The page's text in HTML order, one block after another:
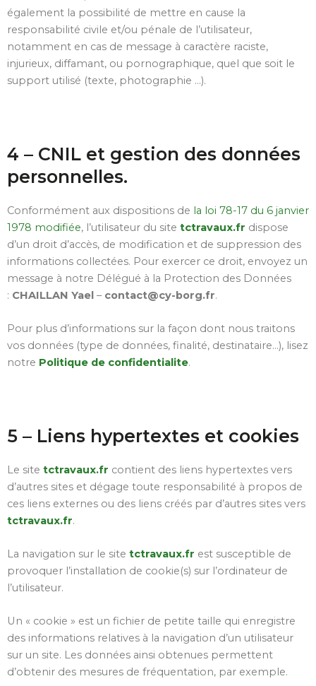
également la possibilité de mettre en cause la
responsabilité civile et/ou pénale de l’utilisateur,
notamment en cas de message à caractère raciste,
injurieux, diffamant, ou pornographique, quel que soit le
support utilisé (texte, photographie …).
4 – CNIL et gestion des données
personnelles.
Conformément aux dispositions de la loi 78-17 du 6 janvier
1978 modifiée, l’utilisateur du site tctravaux.fr dispose
d’un droit d’accès, de modification et de suppression des
informations collectées. Pour exercer ce droit, envoyez un
message à notre Délégué à la Protection des Données
: CHAILLAN Yael – contact@cy-borg.fr.
Pour plus d’informations sur la façon dont nous traitons
vos données (type de données, finalité, destinataire…), lisez
notre Politique de confidentialite.
5 – Liens hypertextes et cookies
Le site tctravaux.fr contient des liens hypertextes vers
d’autres sites et dégage toute responsabilité à propos de
ces liens externes ou des liens créés par d’autres sites vers
tctravaux.fr.
La navigation sur le site tctravaux.fr est susceptible de
provoquer l’installation de cookie(s) sur l’ordinateur de
l’utilisateur.
Un « cookie » est un fichier de petite taille qui enregistre
des informations relatives à la navigation d’un utilisateur
sur un site. Les données ainsi obtenues permettent
d’obtenir des mesures de fréquentation, par exemple.